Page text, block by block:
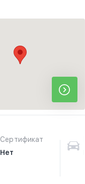
Сертификат
Нет